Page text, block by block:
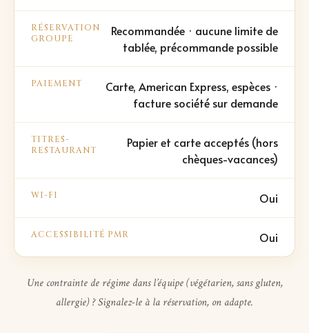
RÉSERVATION
GROUPE
Recommandée · aucune limite de
tablée, précommande possible
PAIEMENT
Carte, American Express, espèces ·
facture société sur demande
TITRES-
RESTAURANT
Papier et carte acceptés (hors
chèques-vacances)
WI-FI Oui
ACCESSIBILITÉ PMR Oui
Une contrainte de régime dans l’équipe (végétarien, sans gluten,
allergie) ? Signalez-le à la réservation, on adapte.